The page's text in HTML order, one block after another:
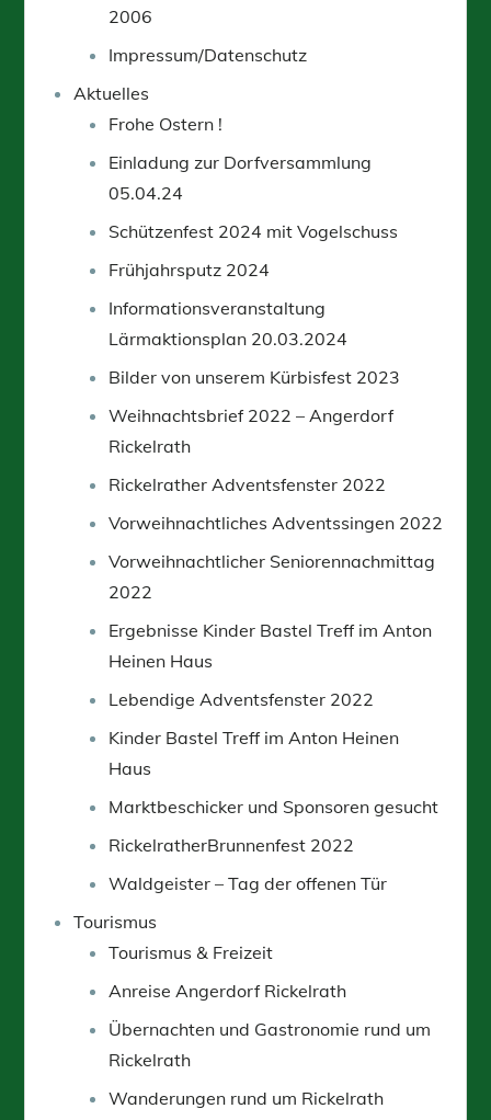
2006
Impressum/Datenschutz
Aktuelles
Frohe Ostern !
Einladung zur Dorfversammlung
05.04.24
Schützenfest 2024 mit Vogelschuss
Frühjahrsputz 2024
Informationsveranstaltung
Lärmaktionsplan 20.03.2024
Bilder von unserem Kürbisfest 2023
Weihnachtsbrief 2022 – Angerdorf
Rickelrath
Rickelrather Adventsfenster 2022
Vorweihnachtliches Adventssingen 2022
Vorweihnachtlicher Seniorennachmittag
2022
Ergebnisse Kinder Bastel Treff im Anton
Heinen Haus
Lebendige Adventsfenster 2022
Kinder Bastel Treff im Anton Heinen
Haus
Marktbeschicker und Sponsoren gesucht
RickelratherBrunnenfest 2022
Waldgeister – Tag der offenen Tür
Tourismus
Tourismus & Freizeit
Anreise Angerdorf Rickelrath
Übernachten und Gastronomie rund um
Rickelrath
Wanderungen rund um Rickelrath